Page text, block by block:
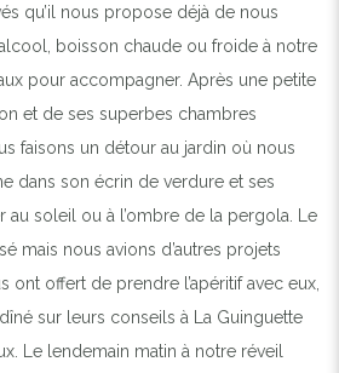
qu’il nous propose déjà de nous
boisson chaude ou froide à notre
pour accompagner. Après une petite
et de ses superbes chambres
faisons un détour au jardin où nous
dans son écrin de verdure et ses
au soleil ou à l’ombre de la pergola. Le
mais nous avions d’autres projets
ont offert de prendre l’apéritif avec eux,
sur leurs conseils à La Guinguette
Le lendemain matin à notre réveil